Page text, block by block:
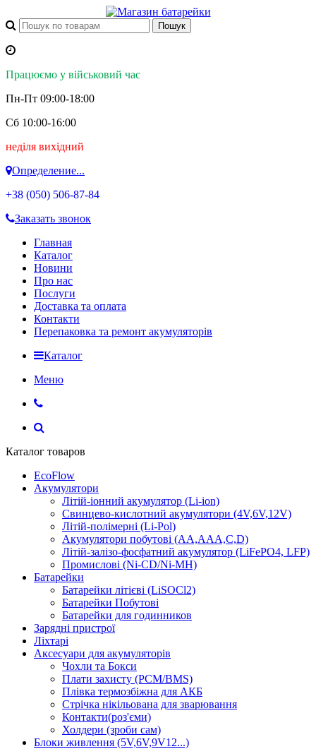
Працюємо у військовий час
Пн-Пт 09:00-18:00
Сб 10:00-16:00
неділя вихідний
Определение...
+38 (050) 506-87-84
Заказать звонок
Главная
Каталог
Новини
Про нас
Послуги
Доставка та оплата
Контакти
Перепаковка та ремонт акумуляторів
Каталог
Меню
Каталог товаров
EcoFlow
Акумулятори
Літій-іонний акумулятор (Li-ion)
Свинцево-кислотний акумулятори (4V,6V,12V)
Літій-полімерні (Li-Pol)
Акумулятори побутові (AA,AAA,C,D)
Літій-залізо-фосфатний акумулятор (LiFePO4, LFP)
Промислові (Ni-CD/Ni-MH)
Батарейки
Батарейки літієві (LiSOCl2)
Батарейки Побутові
Батарейки для годинников
Зарядні пристрої
Ліхтарі
Аксесуари для акумуляторів
Чохли та Бокси
Плати захисту (PCM/BMS)
Плівка термозбіжна для АКБ
Стрічка нікільована для зварювання
Контакти(роз'єми)
Холдери (зроби сам)
Блоки живлення (5V,6V,9V12...)